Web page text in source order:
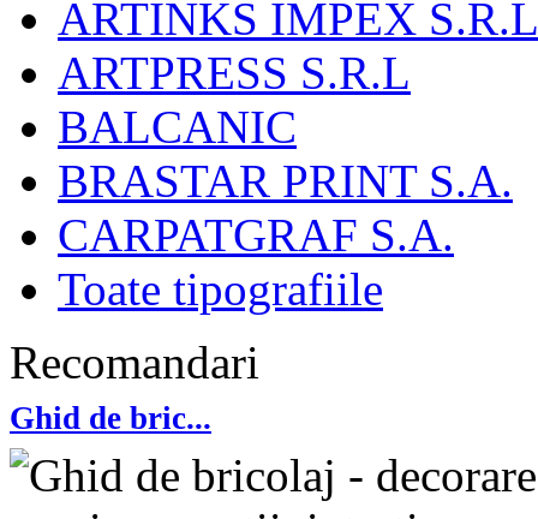
ARTINKS IMPEX
ARTPRESS S.R.L
BALCANIC
BRASTAR PRINT S.A.
CARPATGRAF S.A.
Toate tipografiile
Recomandari
Ghid de bric...